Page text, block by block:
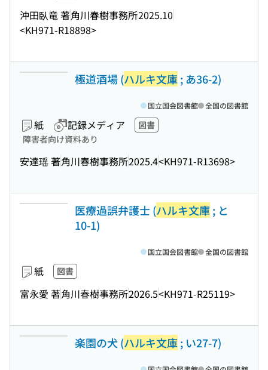
沖田臥竜 著角川春樹事務所2025.10
<KH971-R18898>
極道酒場 (ハルキ文庫; あ36-2)
紙 記録メディア
図書
障害者向け資料あり
安達瑶 著角川春樹事務所2025.4<KH971-R13698>
国立国会図書館 全国の図書館
医療過誤弁護士 (ハルキ文庫; と
10-1)
紙 図書
富永愛 著角川春樹事務所2026.5<KH971-R25119>
国立国会図書館 全国の図書館
楽園の犬 (ハルキ文庫; い27-7)